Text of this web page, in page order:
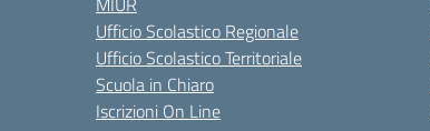
Ufficio Scolastico Regionale
Ufficio Scolastico Territoriale
Scuola in Chiaro
Iscrizioni On Line